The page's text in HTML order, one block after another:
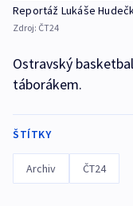
Reportáž Lukáše
Zdroj: ČT24
Ostravský
táborákem.
ŠTÍTKY
Archiv ČT24